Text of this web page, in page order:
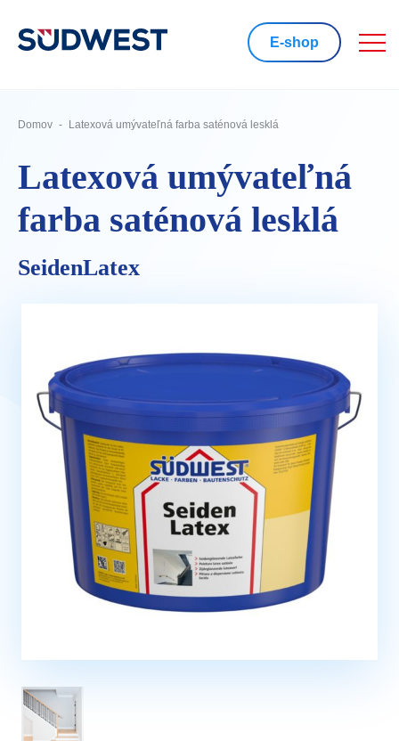
E-shop
Domov Latexová umývateľná farba saténová lesklá
Latexová umývateľná
farba saténová lesklá
SeidenLatex